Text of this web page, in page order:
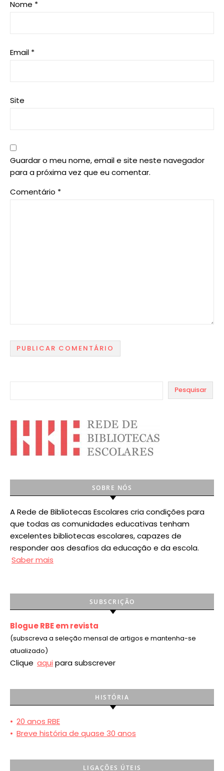
Nome *
Email *
Site
Guardar o meu nome, email e site neste navegador
para a próxima vez que eu comentar.
Comentário *
Pesquisar
SOBRE NÓS
A Rede de Bibliotecas Escolares cria condições para
que todas as comunidades educativas tenham
excelentes bibliotecas escolares, capazes de
responder aos desafios da educação e da escola.
Saber mais
SUBSCRIÇÃO
Blogue RBE em revista
(subscreva a seleção mensal de artigos e mantenha-se
atualizado)
Clique aqui para subscrever
HISTÓRIA
• 20 anos RBE
• Breve história de quase 30 anos
LIGAÇÕES ÚTEIS